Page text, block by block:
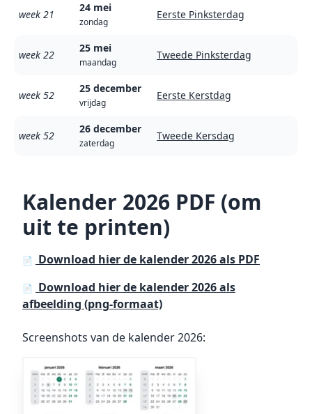
week 21
24 mei
zondag
Eerste Pinksterdag
week 22
25 mei
maandag
Tweede Pinksterdag
week 52
25 december
vrijdag
Eerste Kerstdag
week 52
26 december
zaterdag
Tweede Kersdag
Kalender 2026 PDF (om
uit te printen)
📄 Download hier de kalender 2026 als PDF
📄
Download hier de kalender 2026 als
afbeelding (png-formaat)
Screenshots van de kalender 2026: